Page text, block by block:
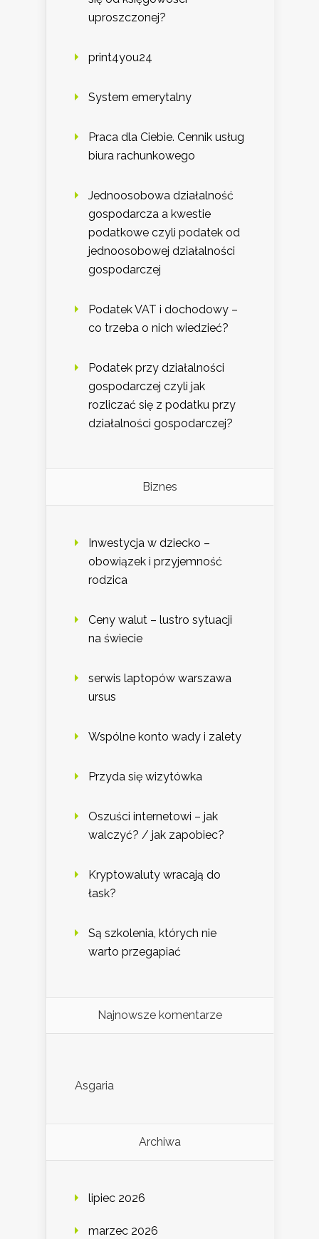
uproszczonej?
print4you24
System emerytalny
Praca dla Ciebie. Cennik usług
biura rachunkowego
Jednoosobowa działalność
gospodarcza a kwestie
podatkowe czyli podatek od
jednoosobowej działalności
gospodarczej
Podatek VAT i dochodowy –
co trzeba o nich wiedzieć?
Podatek przy działalności
gospodarczej czyli jak
rozliczać się z podatku przy
działalności gospodarczej?
Biznes
Inwestycja w dziecko –
obowiązek i przyjemność
rodzica
Ceny walut – lustro sytuacji
na świecie
serwis laptopów warszawa
ursus
Wspólne konto wady i zalety
Przyda się wizytówka
Oszuści internetowi – jak
walczyć? / jak zapobiec?
Kryptowaluty wracają do
łask?
Są szkolenia, których nie
warto przegapiać
Najnowsze komentarze
Asgaria
Archiwa
lipiec 2026
marzec 2026